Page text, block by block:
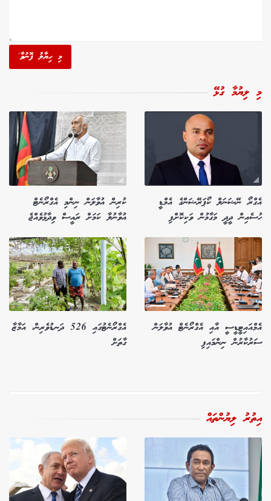
މި ހިޔާލު ފޮނުވާ'
މި ލިޔުމާ ގުޅޭ
އެގްރޯ ނޭޝަނަލް ކޯޕަރޭޝަންގެ އެމްޑީ
ހުސެއިން ދީދީ މަގާމުން ވަކިކޮށްފި
ކުރިން އުވާލަން ނިންމި އެގްރޯނެޓް
އުވާނުލާ ކަމަށް ރައީސް ވިދާޅުވެއްޖެ
އެމްއައިޓީޑީސީ އާއި އެގްރޯނެޓް އުވާލަން
ސަރުކާރުން ނިންމައިފި
އެގްރޯނެޓުގައި 526 ދަނޑުވެރިން، އަމާޒާ
ގާތަށް
އިތުރު ލިޔުންތައް